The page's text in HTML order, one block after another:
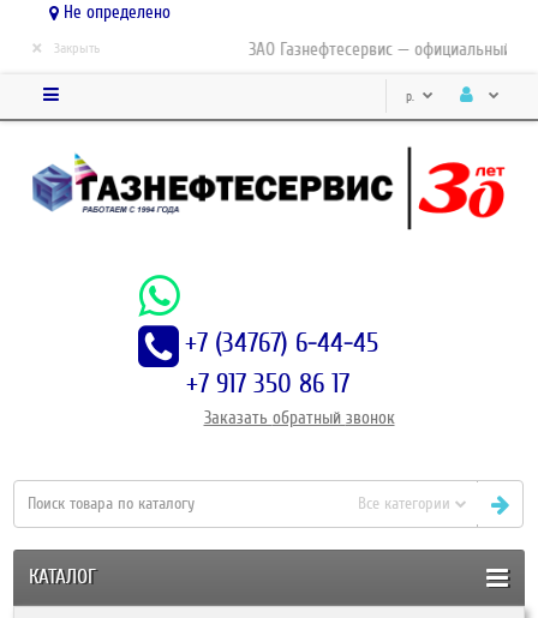
Не определено
ЗАО Газнефтесервис — официальный
× Закрыть
р.
+7 (34767) 6-44-45
+7 917 350 86 17
Заказать обратный звонок
Все категории
КАТАЛОГ